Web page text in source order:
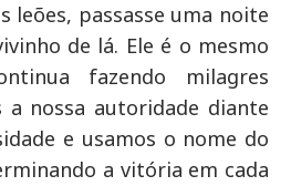
leões, passasse uma noite
de lá. Ele é o mesmo
fazendo milagres
a nossa autoridade diante
e usamos o nome do
a vitória em cada